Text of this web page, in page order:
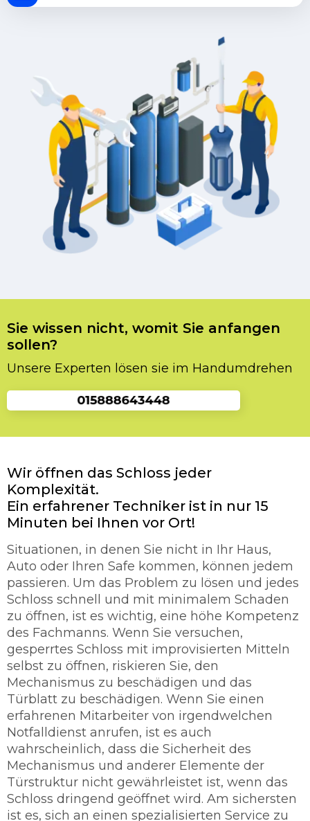
Sie wissen nicht, womit Sie anfangen
sollen?
Unsere Experten lösen sie im Handumdrehen
Wir öffnen das Schloss jeder
Komplexität.
Ein erfahrener Techniker ist in nur 15
Minuten bei Ihnen vor Ort!
Situationen, in denen Sie nicht in Ihr Haus,
Auto oder Ihren Safe kommen, können jedem
passieren. Um das Problem zu lösen und jedes
Schloss schnell und mit minimalem Schaden
zu öffnen, ist es wichtig, eine höhe Kompetenz
des Fachmanns. Wenn Sie versuchen,
gesperrtes Schloss mit improvisierten Mitteln
selbst zu öffnen, riskieren Sie, den
Mechanismus zu beschädigen und das
Türblatt zu beschädigen. Wenn Sie einen
erfahrenen Mitarbeiter von irgendwelchen
Notfalldienst anrufen, ist es auch
wahrscheinlich, dass die Sicherheit des
Mechanismus und anderer Elemente der
Türstruktur nicht gewährleistet ist, wenn das
Schloss dringend geöffnet wird. Am sichersten
ist es, sich an einen spezialisierten Service zu